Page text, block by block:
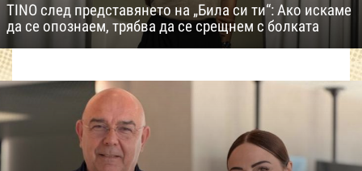
TINO след представянето на „Била си ти“: Ако искаме
да се опознаем, трябва да се срещнем с болката